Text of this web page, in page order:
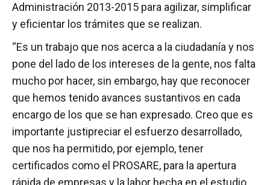
Administración 2013-2015 para agilizar, simplificar
y eficientar los trámites que se realizan.
“Es un trabajo que nos acerca a la ciudadanía y nos
pone del lado de los intereses de la gente, nos falta
mucho por hacer, sin embargo, hay que reconocer
que hemos tenido avances sustantivos en cada
encargo de los que se han expresado. Creo que es
importante justipreciar el esfuerzo desarrollado,
que nos ha permitido, por ejemplo, tener
certificados como el PROSARE, para la apertura